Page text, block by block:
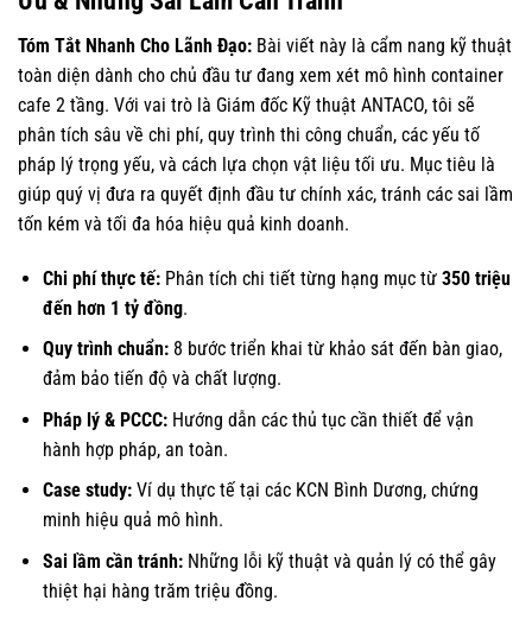
Tóm Tắt Nhanh Cho Lãnh Đạo: Bài viết này là cẩm nang kỹ thuật
toàn diện dành cho chủ đầu tư đang xem xét mô hình container
cafe 2 tầng. Với vai trò là Giám đốc Kỹ thuật ANTACO, tôi sẽ
phân tích sâu về chi phí, quy trình thi công chuẩn, các yếu tố
pháp lý trọng yếu, và cách lựa chọn vật liệu tối ưu. Mục tiêu là
giúp quý vị đưa ra quyết định đầu tư chính xác, tránh các sai lầm
tốn kém và tối đa hóa hiệu quả kinh doanh.
Chi phí thực tế:Phân tích chi tiết từng hạng mục từ 350 triệu
đến hơn 1 tỷ đồng.
Quy trình chuẩn:8 bước triển khai từ khảo sát đến bàn giao,
đảm bảo tiến độ và chất lượng.
Pháp lý & PCCC:Hướng dẫn các thủ tục cần thiết để vận
hành hợp pháp, an toàn.
Case study:Ví dụ thực tế tại các KCN Bình Dương, chứng
minh hiệu quả mô hình.
Sai lầm cần tránh:Những lỗi kỹ thuật và quản lý có thể gây
thiệt hại hàng trăm triệu đồng.